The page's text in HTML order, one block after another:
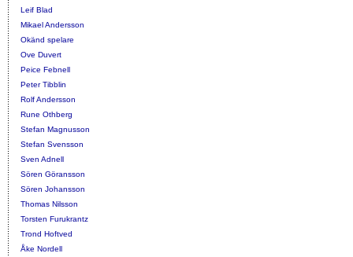
Leif Blad
Mikael Andersson
Okänd spelare
Ove Duvert
Peice Febnell
Peter Tibblin
Rolf Andersson
Rune Othberg
Stefan Magnusson
Stefan Svensson
Sven Adnell
Sören Göransson
Sören Johansson
Thomas Nilsson
Torsten Furukrantz
Trond Hoftved
Åke Nordell